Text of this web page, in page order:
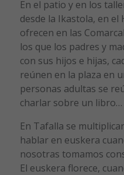
En el patio y en los
desde la Ikastola, en
ofrecen en las
los que los padres y
con sus hijos e hijas,
reúnen en la plaza en
personas adultas se
charlar sobre un libro…
En Tafalla se
hablar en euskera
nosotras tomamos
El euskera florece,